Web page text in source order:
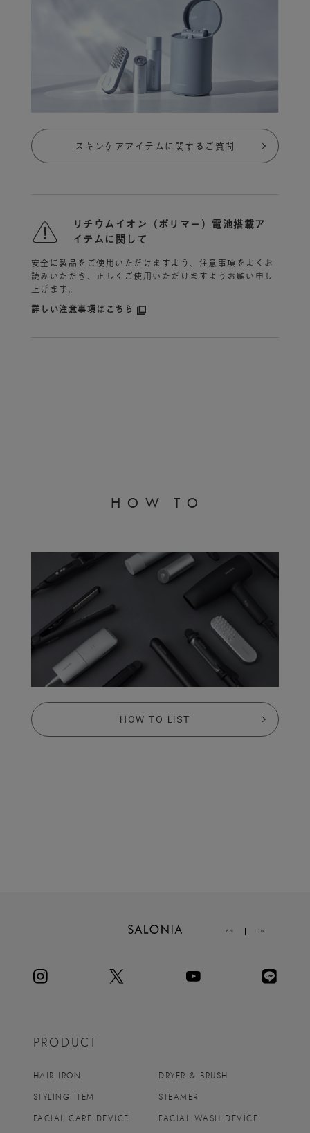
スキンケアアイテムに関するご質問
リチウムイオン（ポリマー）電池搭載ア
イテムに関して
安全に製品をご使用いただけますよう、注意事項をよくお
読みいただき、正しくご使用いただけますようお願い申し
上げます。
詳しい注意事項はこちら
H O W T O
HOW TO LIST
EN CN
PRODUCT
HAIR IRON DRYER & BRUSH
STYLING ITEM STEAMER
FACIAL CARE DEVICE FACIAL WASH DEVICE